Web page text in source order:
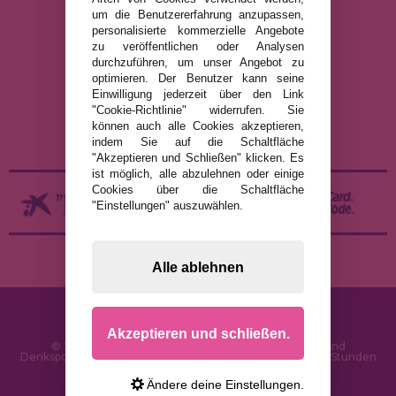
RECHTLICHE HINWEISE
DATENSCHUTZRICHTLINIE
COOKIE-RICHTLINIE
VERSAND UND RÜCKGABE
RÜCKGABE / WIDERRUF
© 2026 PuzzleLaden.de - Online-Shop für Puzzles und
Denksportaufgaben im Internet. Schnelle Lieferung in 24 Stunden
um die Benutzererfahrung anzupassen,
personalisierte kommerzielle Angebote
zu veröffentlichen oder Analysen
durchzuführen, um unser Angebot zu
optimieren. Der Benutzer kann seine
Einwilligung jederzeit über den Link
"Cookie-Richtlinie" widerrufen. Sie
können auch alle Cookies akzeptieren,
indem Sie auf die Schaltfläche
"Akzeptieren und Schließen" klicken. Es
ist möglich, alle abzulehnen oder einige
Cookies über die Schaltfläche
"Einstellungen" auszuwählen.
Alle ablehnen
Akzeptieren und schließen.
Ändere deine Einstellungen.